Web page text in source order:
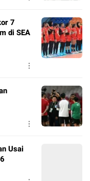
7
di SEA
Usai